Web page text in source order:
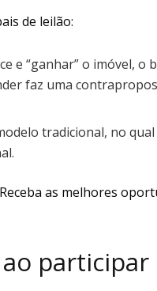
de leilão:
e “ganhar” o imóvel, o
faz uma
tradicional, no
as melhores
participar